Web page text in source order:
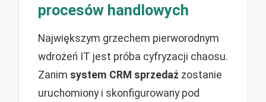
procesów handlowych
Największym grzechem pierworodnym
wdrożeń IT jest próba cyfryzacji chaosu.
Zanim system CRM sprzedaż zostanie
uruchomiony i skonfigurowany pod